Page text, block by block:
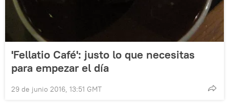
'Fellatio Café': justo lo que necesitas
para empezar el día
29 de junio 2016, 13:51 GMT